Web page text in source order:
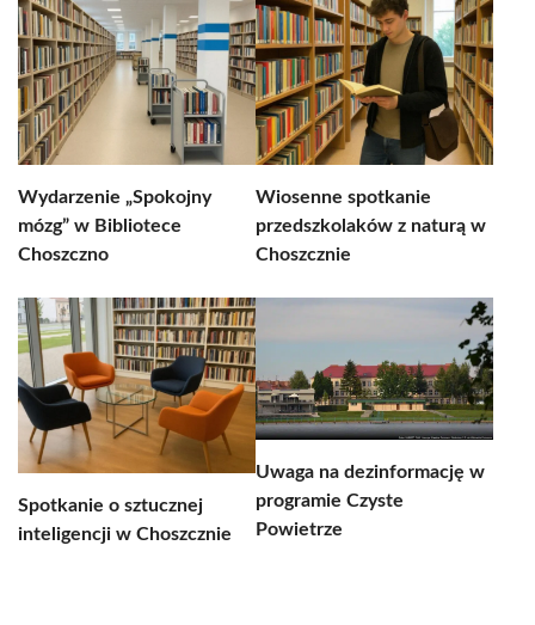
Wydarzenie „Spokojny
mózg” w Bibliotece
Choszczno
Wiosenne spotkanie
przedszkolaków z naturą w
Choszcznie
Spotkanie o sztucznej
inteligencji w Choszcznie
Uwaga na dezinformację w
programie Czyste
Powietrze